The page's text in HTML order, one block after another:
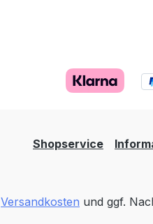
Shopservice
Versandkosten und ggf.